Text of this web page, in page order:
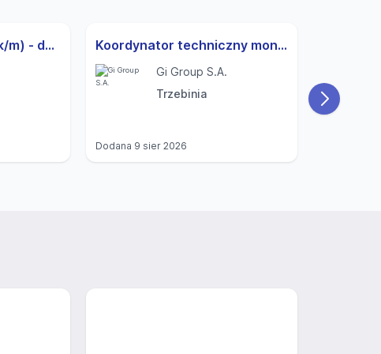
Operator produkcji (k/m) - darmowy transport Koordynator techniczny montaży (instalacje / pompy) (k/m)
Gi Group S.A.
Trzebinia
Dodana 9 sier 2026